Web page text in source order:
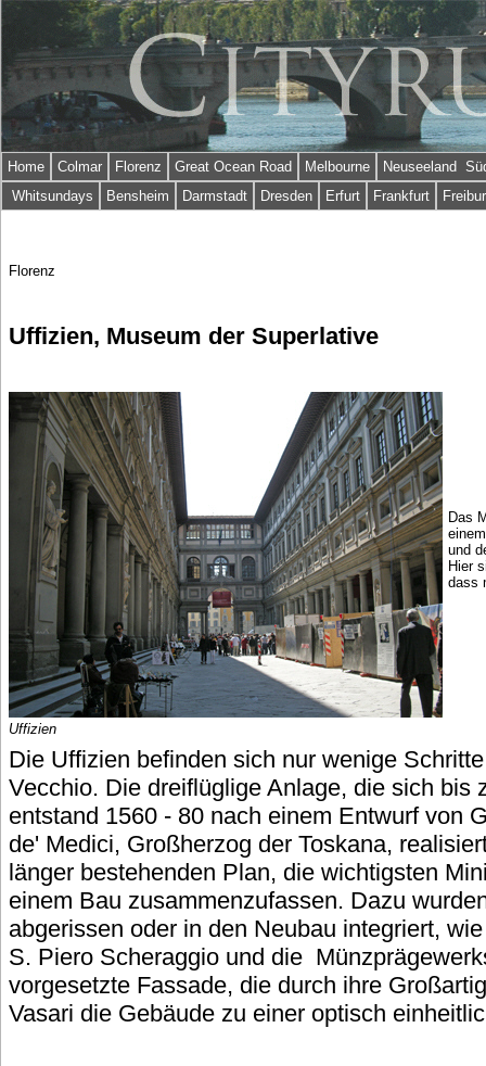
Home Colmar Florenz Great Ocean Road Melbourne
Neuseeland
Whitsundays
Bensheim Darmstadt Dresden Erfurt Frankfurt
Florenz
Uffizien, Museum der Superlative
Uffizien
Das
und
Hier
dass
Die Uffizien befinden sich nur wenige
Vecchio. Die dreiflüglige Anlage, die sich bis
entstand 1560 - 80 nach einem Entwurf von
de' Medici, Großherzog der Toskana,
länger bestehenden Plan, die wichtigsten
einem Bau zusammenzufassen. Dazu
abgerissen oder in den Neubau integriert,
S. Piero Scheraggio und die
vorgesetzte Fassade, die durch ihre
Vasari die Gebäude zu einer optisch